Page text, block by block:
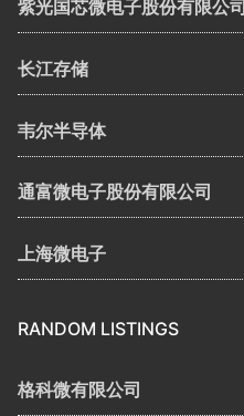
紫光国芯微电子股份有限公司
长江存储
韦尔半导体
通富微电子股份有限公司
上海微电子
RANDOM LISTINGS
格科微有限公司